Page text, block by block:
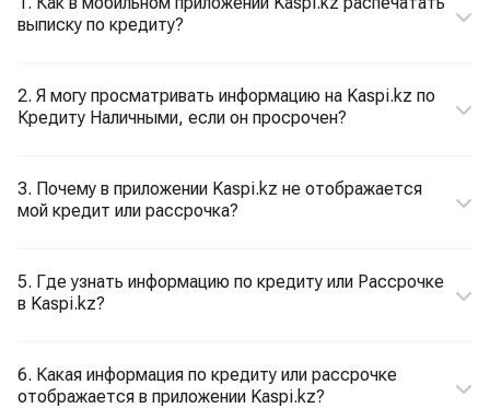
выписку по кредиту?
2. Я могу просматривать информацию на Kaspi.kz по
Кредиту Наличными, если он просрочен?
3. Почему в приложении Kaspi.kz не отображается
мой кредит или рассрочка?
5. Где узнать информацию по кредиту или Рассрочке
в Kaspi.kz?
6. Какая информация по кредиту или рассрочке
отображается в приложении Kaspi.kz?